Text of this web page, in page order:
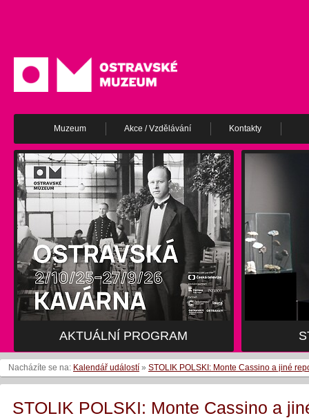
Muzeum Akce / Vzdělávání Kontakty
AKTUÁLNÍ PROGRAM
Nacházíte se na: Kalendář událostí » STOLIK POLSKI: Monte Cassino a jiné
STOLIK POLSKI: Monte Cassino a